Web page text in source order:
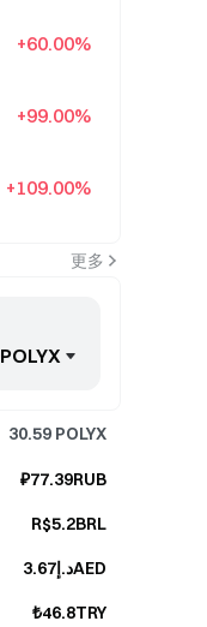
+60.00%
+99.00%
+109.00%
更多
POLYX
30.59 POLYX
₽77.39RUB
R$5.2BRL
د.إ3.67AED
₺46.8TRY